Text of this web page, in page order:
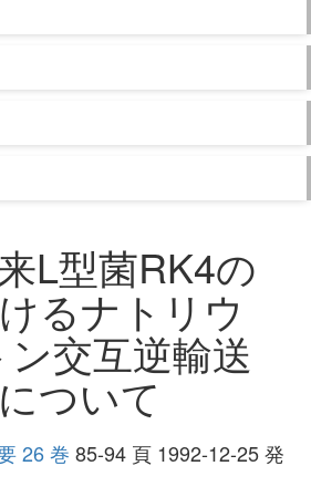
L型菌RK4の
るナトリウ
交互逆輸送
ついて
26 巻 85-94 頁 1992-12-25 発